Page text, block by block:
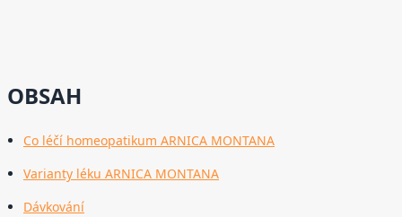
OBSAH
Co léčí homeopatikum ARNICA MONTANA
Varianty léku ARNICA MONTANA
Dávkování